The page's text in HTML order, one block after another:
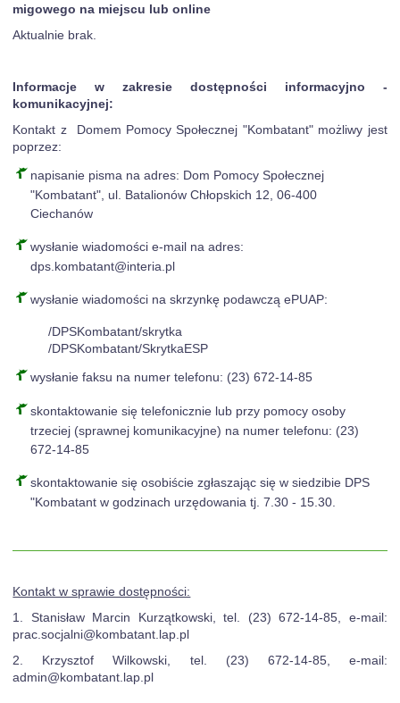
migowego na miejscu lub online
Aktualnie brak.
Informacje w zakresie dostępności informacyjno -
komunikacyjnej:
Kontakt z Domem Pomocy Społecznej "Kombatant" możliwy jest
poprzez:
napisanie pisma na adres: Dom Pomocy Społecznej
"Kombatant", ul. Batalionów Chłopskich 12, 06-400
Ciechanów
wysłanie wiadomości e-mail na adres:
dps.kombatant@interia.pl
wysłanie wiadomości na skrzynkę podawczą ePUAP:
/DPSKombatant/skrytka
/DPSKombatant/SkrytkaESP
wysłanie faksu na numer telefonu: (23) 672-14-85
skontaktowanie się telefonicznie lub przy pomocy osoby
trzeciej (sprawnej komunikacyjne) na numer telefonu: (23)
672-14-85
skontaktowanie się osobiście zgłaszając się w siedzibie DPS
"Kombatant w godzinach urzędowania tj. 7.30 - 15.30.
Kontakt w sprawie dostępności:
1. Stanisław Marcin Kurzątkowski, tel. (23) 672-14-85, e-mail:
prac.socjalni@kombatant.lap.pl
2. Krzysztof Wilkowski, tel. (23) 672-14-85, e-mail:
admin@kombatant.lap.pl